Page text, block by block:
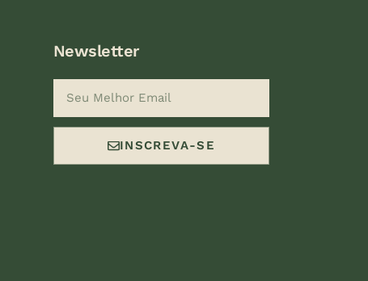
Newsletter
INSCREVA-SE